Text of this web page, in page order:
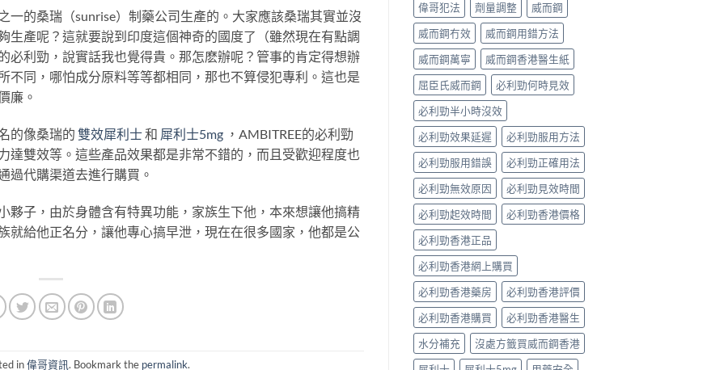
一的桑瑞（sunrise）制藥公司生產的。大家應該桑瑞其實並沒
生產呢？這就要說到印度這個神奇的國度了（雖然現在有點調
必利勁，說實話我也覺得貴。那怎麽辦呢？管事的肯定得想辦
不同，哪怕成分原料等等都相同，那也不算侵犯專利。這也是
廉。
的像桑瑞的 雙效犀利士和 犀利士5mg ，AMBITREE的必利勁
達雙效等。這些產品效果都是非常不錯的，而且受歡迎程度也
過代購渠道去進行購買。
夥子，由於身體含有特異功能，家族生下他，本來想讓他搞精
就給他正名分，讓他專心搞早泄，現在在很多國家，他都是公
in偉哥資訊. Bookmark the permalink.
偉哥犯法
劑量調整
威而鋼
威而鋼冇效
威而鋼用錯方法
威而鋼萬寧
威而鋼香港醫生紙
屈臣氏威而鋼
必利勁何時見效
必利勁半小時沒效
必利勁效果延遲
必利勁服用方法
必利勁服用錯誤
必利勁正確用法
必利勁無效原因
必利勁見效時間
必利勁起效時間
必利勁香港價格
必利勁香港正品
必利勁香港網上購買
必利勁香港藥房
必利勁香港評價
必利勁香港購買
必利勁香港醫生
水分補充
沒處方籤買威而鋼香港